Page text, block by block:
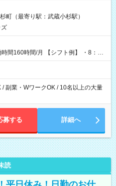
町（最寄り駅：武蔵小杉駅）
【シフト例】 ・8：00
/ 副業・WワークOK / 10名以上の大量
募する 詳細へ
読